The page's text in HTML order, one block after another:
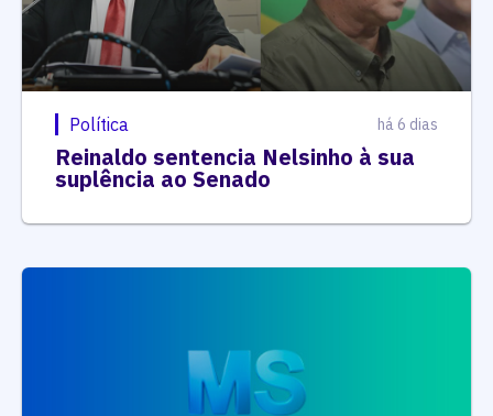
Política há 6 dias
Reinaldo sentencia Nelsinho à sua
suplência ao Senado